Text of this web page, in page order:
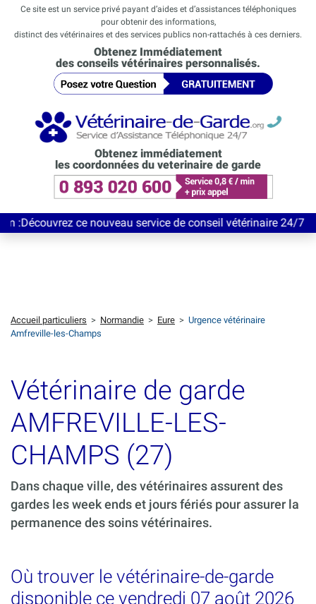
Ce site est un service privé payant d’aides et d’assistances téléphoniques
pour obtenir des informations,
distinct des vétérinaires et des services publics non-rattachés à ces derniers.
Obtenez Immédiatement
des conseils vétérinaires personnalisés.
Obtenez immédiatement
les coordonnées du veterinaire de garde
ce nouveau service de conseil vétérinaire 24/7
Accueil particuliers > Normandie > Eure > Urgence vétérinaire
Amfreville-les-Champs
Vétérinaire de garde
AMFREVILLE-LES-
CHAMPS (27)
Dans chaque ville, des vétérinaires assurent des
gardes les week ends et jours fériés pour assurer la
permanence des soins vétérinaires.
Où trouver le vétérinaire-de-garde
disponible ce vendredi 07 août 2026